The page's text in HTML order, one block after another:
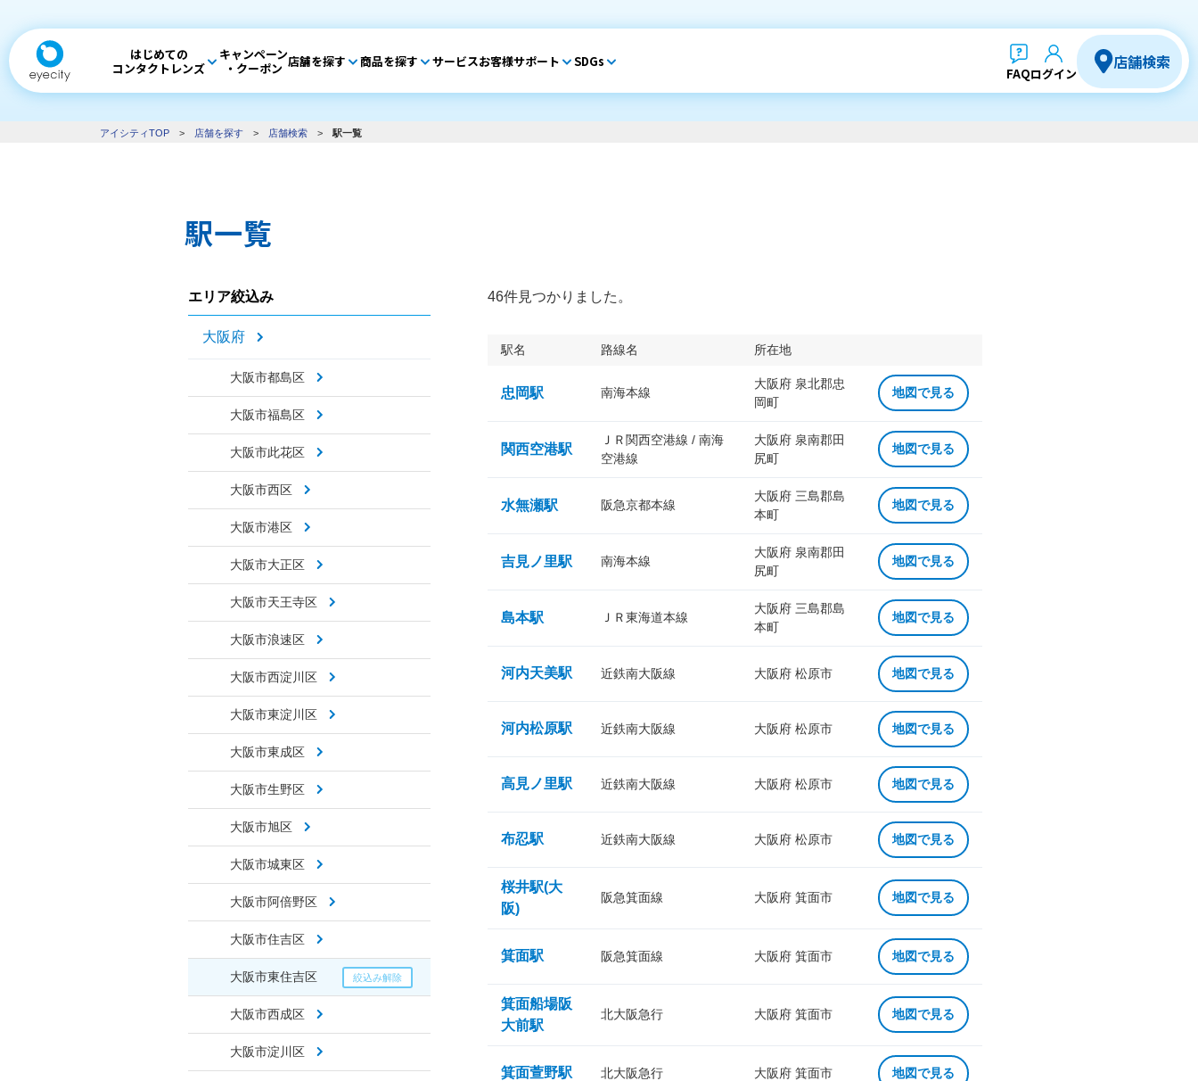
はじめての
コンタクトレンズ
キャンペーン
・クーポン 店舗を探す 商品を探す サービスお客様サポート SDGs
FAQログイン
店舗検索
アイシティTOP > 店舗を探す > 店舗検索 > 駅一覧
駅一覧
エリア絞込み
大阪府
大阪市都島区
大阪市福島区
大阪市此花区
大阪市西区
大阪市港区
大阪市大正区
大阪市天王寺区
大阪市浪速区
大阪市西淀川区
大阪市東淀川区
大阪市東成区
大阪市生野区
大阪市旭区
大阪市城東区
大阪市阿倍野区
大阪市住吉区
大阪市東住吉区
大阪市西成区
大阪市淀川区
46件見つかりました。
駅名 路線名 所在地
忠岡駅 南海本線
大阪府 泉北郡忠
岡町
地図で見る
関西空港駅
ＪＲ関西空港線 / 南海
空港線
大阪府 泉南郡田
尻町
地図で見る
水無瀬駅 阪急京都本線
大阪府 三島郡島
本町
地図で見る
吉見ノ里駅 南海本線
大阪府 泉南郡田
尻町
地図で見る
島本駅 ＪＲ東海道本線
大阪府 三島郡島
本町
地図で見る
河内天美駅 近鉄南大阪線 大阪府 松原市 地図で見る
河内松原駅 近鉄南大阪線 大阪府 松原市 地図で見る
高見ノ里駅 近鉄南大阪線 大阪府 松原市 地図で見る
布忍駅 近鉄南大阪線 大阪府 松原市 地図で見る
桜井駅(大
阪)
阪急箕面線 大阪府 箕面市 地図で見る
箕面駅 阪急箕面線 大阪府 箕面市 地図で見る
箕面船場阪
大前駅
北大阪急行 大阪府 箕面市 地図で見る
箕面萱野駅 北大阪急行 大阪府 箕面市 地図で見る